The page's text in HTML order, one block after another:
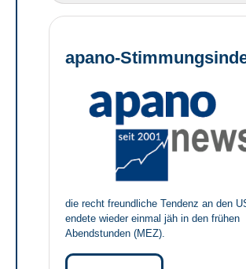
apano-
die recht freundliche Tendenz an den
endete wieder einmal jäh in den frühen
Abendstunden (MEZ).